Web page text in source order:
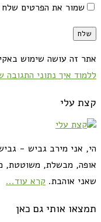
שמור את הפרטים
אתר זה עושה שימוש
ללמוד איך נתוני
קצת עלי
הי, אני מירב גביש -
אופה, מבשלת, משוטטת,
שאני אוהבת. קרא עוד...
תמצאו אותי גם כאן